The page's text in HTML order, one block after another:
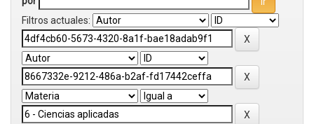
Filtros actuales: